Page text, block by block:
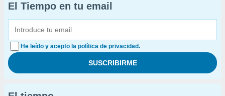
El Tiempo en tu email
He leído y acepto la política de privacidad.